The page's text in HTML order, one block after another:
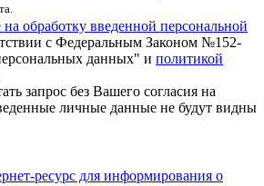
на обработку введенной персональной
с Федеральным Законом №152-
данных" и политикой
запрос без Вашего согласия на
личные данные не будут видны